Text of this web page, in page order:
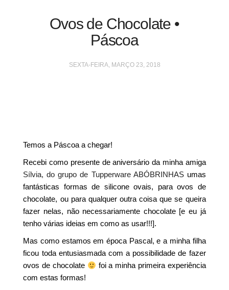
Ovos de Chocolate •
Páscoa
SEXTA-FEIRA, MARÇO 23, 2018
Temos a Páscoa a chegar!
Recebi como presente de aniversário da minha amiga
Sílvia, do grupo de Tupperware ABÓBRINHAS umas
fantásticas formas de silicone ovais, para ovos de
chocolate, ou para qualquer outra coisa que se queira
fazer nelas, não necessariamente chocolate [e eu já
tenho várias ideias em como as usar!!!].
Mas como estamos em época Pascal, e a minha filha
ficou toda entusiasmada com a possibilidade de fazer
ovos de chocolate
foi a minha primeira experiência
com estas formas!